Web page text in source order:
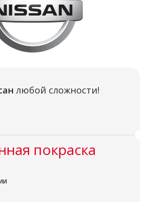
любой сложности!
покраска